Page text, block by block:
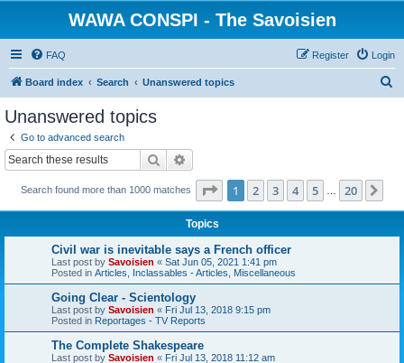
WAWA CONSPI - The Savoisien
FAQ Login
Register
Board index Search Unanswered topics
Unanswered topics
Go to advanced search
Search
Search found more than 1000 matches Page 1of 20
1 2 3 4 5 20
Topics
Civil war is inevitable says a French officer
Last post by Savoisien « Sat Jun 05, 2021 1:41 pm
Posted in Articles, Inclassables - Articles, Miscellaneous
Going Clear - Scientology
Last post by Savoisien « Fri Jul 13, 2018 9:15 pm
Posted in Reportages - TV Reports
The Complete Shakespeare
Last post by Savoisien « Fri Jul 13, 2018 11:12 am